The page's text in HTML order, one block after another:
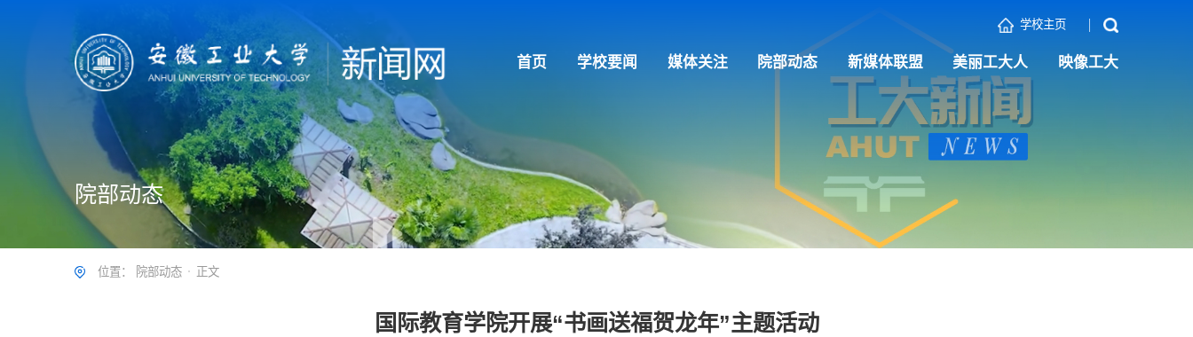
学校主页
首页 学校要闻 媒体关注 院部动态 新媒体联盟 美丽工大人 映像工大
院部动态
位置： 院部动态 正文
国际教育学院开展“书画送福贺龙年”主题活动